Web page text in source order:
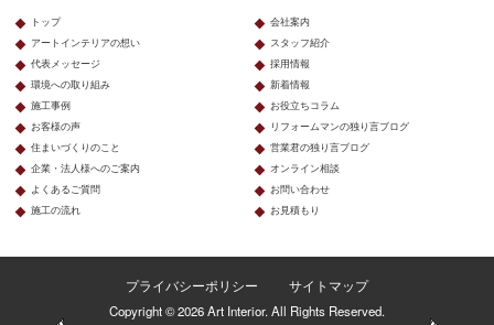
トップ
アートインテリアの想い
代表メッセージ
環境への取り組み
施工事例
お客様の声
住まいづくりのこと
企業・法人様へのご案内
よくあるご質問
施工の流れ
会社案内
スタッフ紹介
採用情報
新着情報
お役立ちコラム
リフォームマンの独り言ブログ
営業君の独り言ブログ
オンライン相談
お問い合わせ
お見積もり
プライバシーポリシー
サイトマップ
Copyright © 2026 Art Interior. All Rights Reserved.